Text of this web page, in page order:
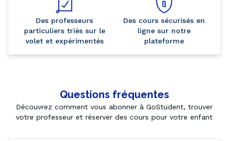
Des professeurs
particuliers triés sur le
volet et expérimentés
Des cours sécurisés en
ligne sur notre
plateforme
Questions fréquentes
Découvrez comment vous abonner à GoStudent, trouver
votre professeur et réserver des cours pour votre enfant